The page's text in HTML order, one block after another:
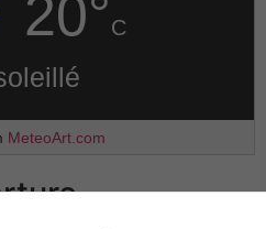
20°C
MeteoArt.com
Ces cookies ne